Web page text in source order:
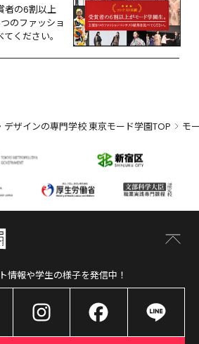
者の6割以上
のファッショ
ください。
ザインの専門学校 東京モード学園TOP モ
情報や学生の様子を発信中！